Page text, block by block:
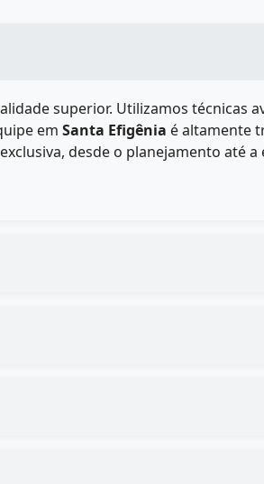
superior. Utilizamos técnicas
em Santa Efigênia é altamente
desde o planejamento até a